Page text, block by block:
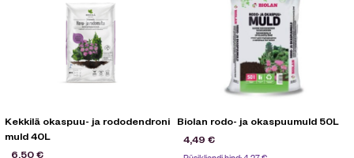
Kekkilä okaspuu- ja rododendroni
muld 40L
6,50€
Biolan rodo- ja okaspuumuld 50L
4,49 €